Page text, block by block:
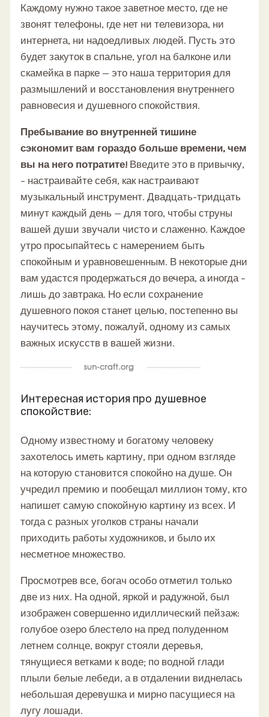
Каждому нужно такое заветное место, где не
звонят телефоны, где нет ни телевизора, ни
интернета, ни надоедливых людей. Пусть это
будет закуток в спальне, угол на балконе или
скамейка в парке — это наша территория для
размышлений и восстановления внутреннего
равновесия и душевного спокойствия.
Пребывание во внутренней тишине
сэкономит вам гораздо больше времени, чем
вы на него потратите! Введите это в привычку,
– настраивайте себя, как настраивают
музыкальный инструмент. Двадцать-тридцать
минут каждый день — для того, чтобы струны
вашей души звучали чисто и слаженно. Каждое
утро просыпайтесь с намере­нием быть
спокойным и уравновешен­ным. В некоторые дни
вам удастся продержаться до вечера, а иногда –
лишь до завтрака. Но если сохра­нение
душевного покоя станет целью, постепенно вы
научитесь этому, пожалуй, одному из самых
важных искусств в вашей жизни.
Интересная история про душевное
спокойствие:
Одному известному и богатому человеку
захотелось иметь картину, при одном взгляде
на которую становится спокойно на душе. Он
учредил премию и пообещал миллион тому, кто
напишет самую спокойную картину из всех. И
тогда с разных уголков страны начали
приходить работы художников, и было их
несметное множество.
Просмотрев все, богач особо отметил только
две из них. На одной, яркой и радужной, был
изображен совершенно идиллический пейзаж:
голубое озеро блестело на пред полуденном
летнем солнце, вокруг стояли деревья,
тянущиеся ветками к воде; по водной глади
плыли белые лебеди, а в отдалении виднелась
небольшая деревушка и мирно пасущиеся на
лугу лошади.